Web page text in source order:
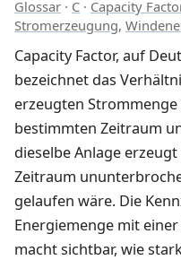
Glossar · C · Capacity
Stromerzeugung,
Capacity Factor, auf
bezeichnet das
erzeugten
bestimmten Zeitraum
dieselbe Anlage
Zeitraum
gelaufen wäre. Die
Energiemenge mit
macht sichtbar, wie